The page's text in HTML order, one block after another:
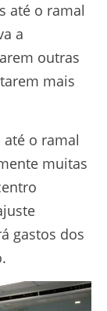
até o ramal
a
outras
mais
até o ramal
muitas
gastos dos